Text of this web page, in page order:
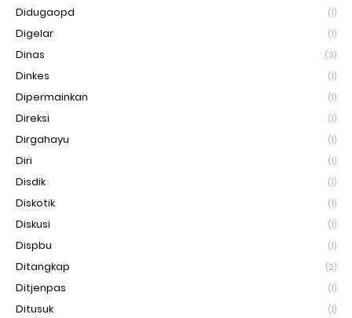
Didugaopd (1)
Digelar (1)
Dinas (3)
Dinkes (1)
Dipermainkan (1)
Direksi (1)
Dirgahayu (1)
Diri (1)
Disdik (1)
Diskotik (1)
Diskusi (1)
Dispbu (1)
Ditangkap (2)
Ditjenpas (1)
Ditusuk (1)